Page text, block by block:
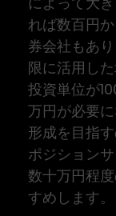
れば数百円
券会社もあ
限に活用し
投資単位が
万円が必要
形成を目指
ポジション
数十万円程
すめします。